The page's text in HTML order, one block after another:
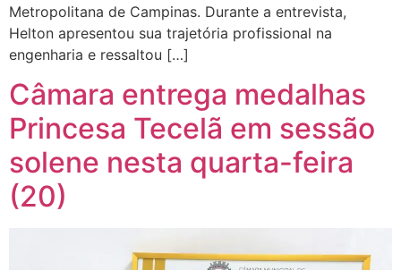
Metropolitana de Campinas. Durante a entrevista,
Helton apresentou sua trajetória profissional na
engenharia e ressaltou […]
Câmara entrega medalhas
Princesa Tecelã em sessão
solene nesta quarta-feira
(20)